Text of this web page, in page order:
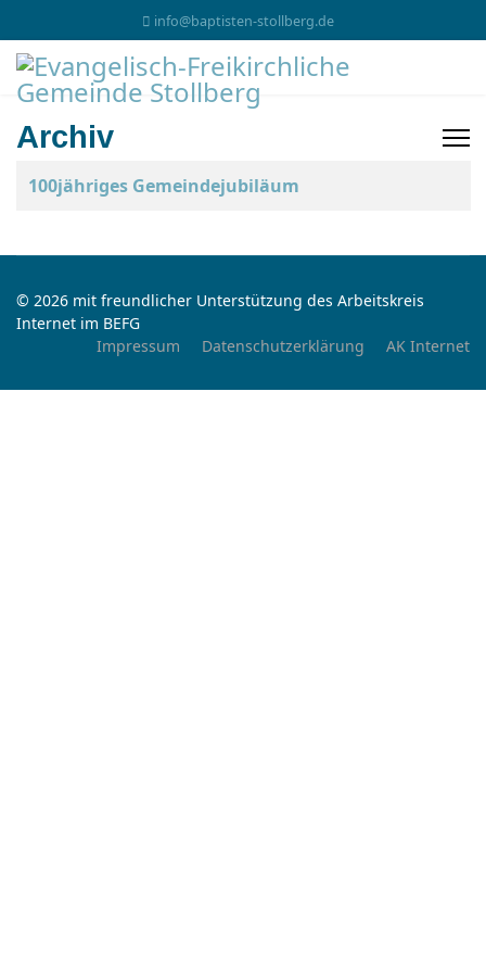
info@baptisten-stollberg.de
Archiv
Titel
100jähriges Gemeindejubiläum
© 2026 mit freundlicher Unterstützung des Arbeitskreis
Internet im BEFG
Impressum
Datenschutzerklärung AK Internet